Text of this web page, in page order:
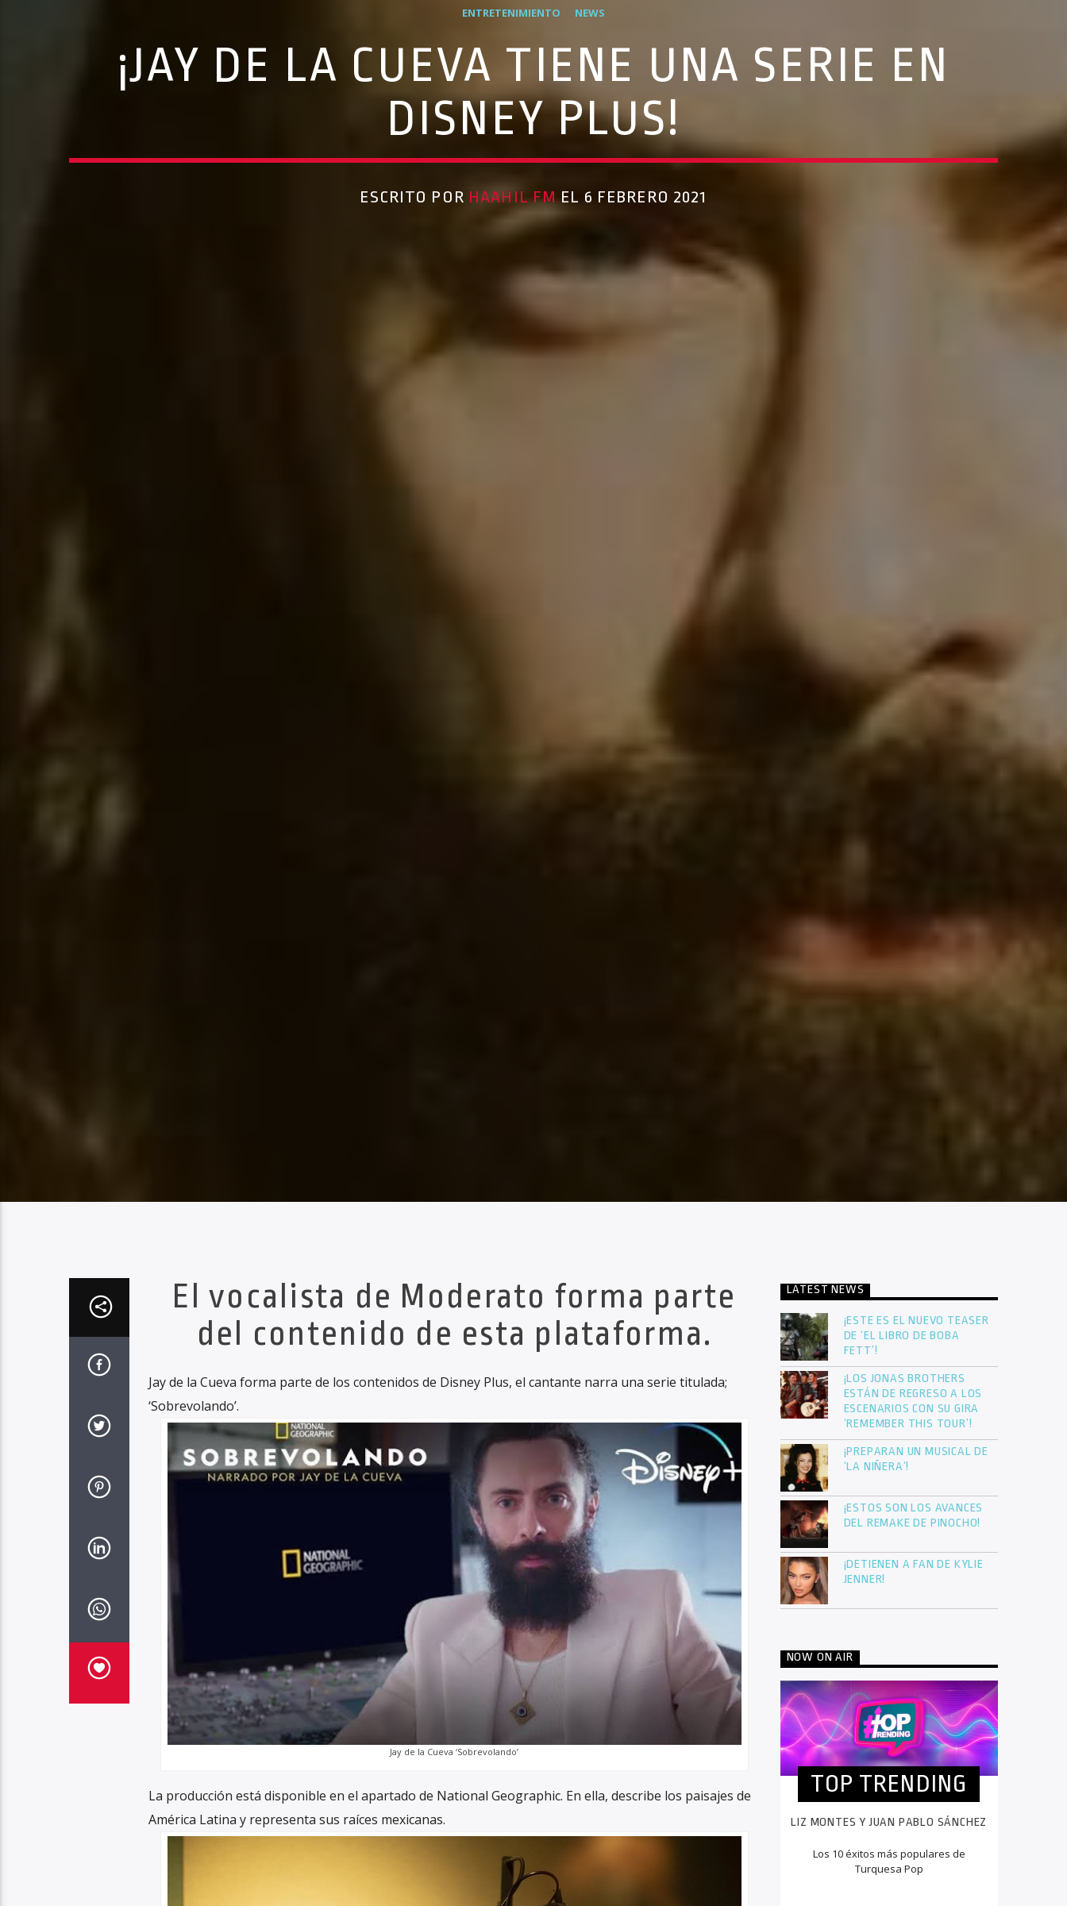
ENTRETENIMIENTO NEWS
¡JAY DE LA CUEVA TIENE UNA SERIE EN
DISNEY PLUS!
ESCRITO POR HAAHIL FM EL 6 FEBRERO 2021
El vocalista de Moderato forma parte
del contenido de esta plataforma.
Jay de la Cueva forma parte de los contenidos de Disney Plus, el cantante narra una serie titulada;
‘Sobrevolando’.
Jay de la Cueva ‘Sobrevolando’
La producción está disponible en el apartado de National Geographic. En ella, describe los paisajes de
América Latina y representa sus raíces mexicanas.
LATEST NEWS
¡ESTE ES EL NUEVO TEASER
DE ‘EL LIBRO DE BOBA
FETT’!
¡LOS JONAS BROTHERS
ESTÁN DE REGRESO A LOS
ESCENARIOS CON SU GIRA
‘REMEMBER THIS TOUR’!
¡PREPARAN UN MUSICAL DE
‘LA NIÑERA’!
¡ESTOS SON LOS AVANCES
DEL REMAKE DE PINOCHO!
¡DETIENEN A FAN DE KYLIE
JENNER!
NOW ON AIR
TOP TRENDING
LIZ MONTES Y JUAN PABLO SÁNCHEZ
Los 10 éxitos más populares de
Turquesa Pop